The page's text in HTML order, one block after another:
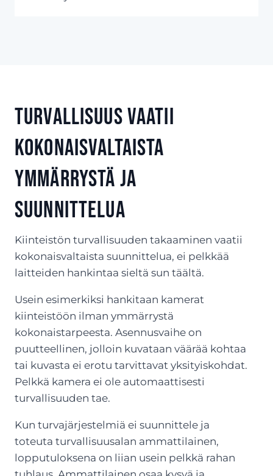
Turvallisuus vaatii
kokonaisvaltaista
ymmärrystä ja
suunnittelua
Kiinteistön turvallisuuden takaaminen vaatii
kokonaisvaltaista suunnittelua, ei pelkkää
laitteiden hankintaa sieltä sun täältä.
Usein esimerkiksi hankitaan kamerat
kiinteistöön ilman ymmärrystä
kokonaistarpeesta. Asennusvaihe on
puutteellinen, jolloin kuvataan väärää kohtaa
tai kuvasta ei erotu tarvittavat yksityiskohdat.
Pelkkä kamera ei ole automaattisesti
turvallisuuden tae.
Kun turvajärjestelmiä ei suunnittele ja
toteuta turvallisuusalan ammattilainen,
lopputuloksena on liian usein pelkkä rahan